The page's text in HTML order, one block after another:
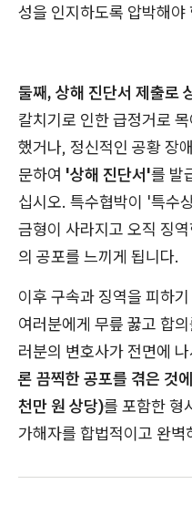
성을 인지하도록 압박해야
둘째, 상해 진단서 제출로
칼치기로 인한 급정거로
했거나, 정신적인 공황 장
문하여 '상해 진단서'를 발
십시오. 특수협박이 '특수
금형이 사라지고 오직 징
의 공포를 느끼게 됩니다.
이후 구속과 징역을 피하
여러분에게 무릎 꿇고 합
러분의 변호사가 전면에
론 끔찍한 공포를 겪은 것
천만 원 상당)를 포함한 형
가해자를 합법적이고 완